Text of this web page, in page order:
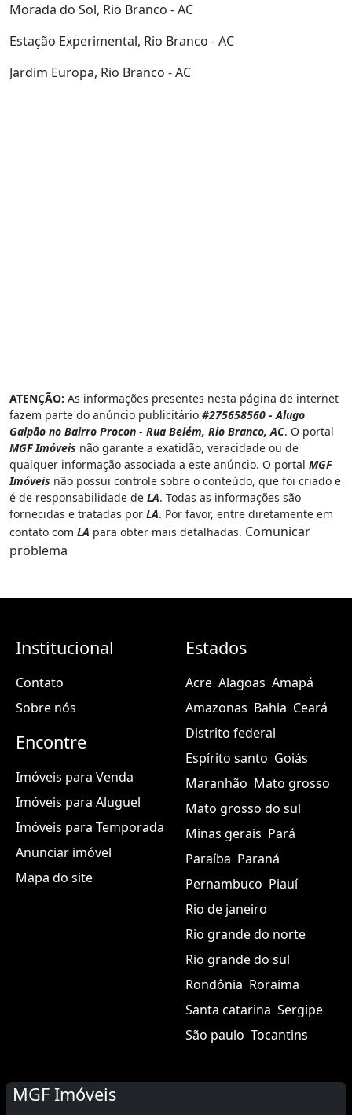
Morada do Sol, Rio Branco - AC
Estação Experimental, Rio Branco - AC
Jardim Europa, Rio Branco - AC
ATENÇÃO: As informações presentes nesta página de internet
fazem parte do anúncio publicitário #275658560 - Alugo
Galpão no Bairro Procon - Rua Belém, Rio Branco, AC. O portal
MGF Imóveis não garante a exatidão, veracidade ou de
qualquer informação associada a este anúncio. O portal MGF
Imóveis não possui controle sobre o conteúdo, que foi criado e
é de responsabilidade de LA. Todas as informações são
fornecidas e tratadas por LA. Por favor, entre diretamente em
contato com LA para obter mais detalhadas. Comunicar
problema
Institucional
Contato
Sobre nós
Encontre
Imóveis para Venda
Imóveis para Aluguel
Imóveis para Temporada
Anunciar imóvel
Mapa do site
Estados
Acre Alagoas Amapá
Amazonas Bahia Ceará
Distrito federal
Espírito santo Goiás
Maranhão Mato grosso
Mato grosso do sul
Minas gerais Pará
Paraíba Paraná
Pernambuco Piauí
Rio de janeiro
Rio grande do norte
Rio grande do sul
Rondônia Roraima
Santa catarina Sergipe
São paulo Tocantins
MGF Imóveis